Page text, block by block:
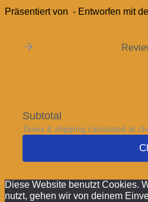
Präsentiert von - Entworfen mit
Subtotal
Taxes & shipping calculated at
Diese Website benutzt Cookies.
nutzt, gehen wir von deinem